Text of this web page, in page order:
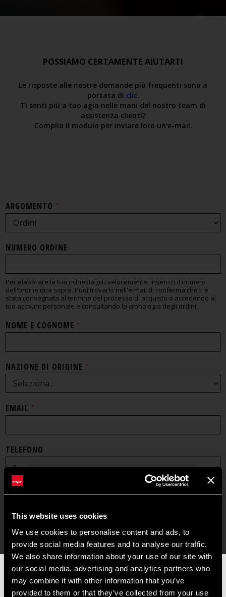
This website uses cookies
We use cookies to personalise content and ads, to
provide social media features and to analyse our traffic.
We also share information about your use of our site with
our social media, advertising and analytics partners who
may combine it with other information that you’ve
provided to them or that they’ve collected from your use
POSSIAMO CERTAMENTE AIUTARTI
Le risposte alle nostre domande più frequenti sono a
portata di clic.
Ti senti più a tuo agio nelle mani del nostro team di
assistenza clienti?
Compila il modulo per inviare loro un'e-mail.
ARGOMENTO *
NUMERO ORDINE
Per elaborare la tua richiesta più velocemente, inserisci il numero
dell'ordine qua sopra. Puoi trovarlo nell'e-mail di conferma che ti è
stata consegnata al termine del processo di acquisto o accedendo al
tuo account personale e consultando la cronologia degli ordini.
NOME E COGNOME *
NAZIONE DI ORIGINE *
EMAIL *
TELEFONO
Descrivi il motivo della tua richiesta qui sopra.
Accetto che questo sito conservi le informazioni
📦AVVISO DI CHIUSURA ESTIVA📦
I nostri uffici e il magazzino resteranno chiusi dall'8 al 17